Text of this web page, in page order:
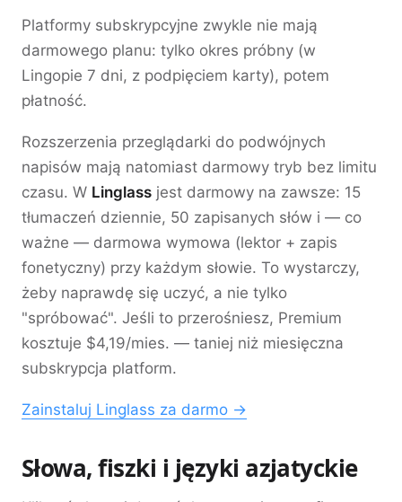
Platformy subskrypcyjne zwykle nie mają
darmowego planu: tylko okres próbny (w
Lingopie 7 dni, z podpięciem karty), potem
płatność.
Rozszerzenia przeglądarki do podwójnych
napisów mają natomiast darmowy tryb bez limitu
czasu. W Linglass jest darmowy na zawsze: 15
tłumaczeń dziennie, 50 zapisanych słów i — co
ważne — darmowa wymowa (lektor + zapis
fonetyczny) przy każdym słowie. To wystarczy,
żeby naprawdę się uczyć, a nie tylko
"spróbować". Jeśli to przerośniesz, Premium
kosztuje $4,19/mies. — taniej niż miesięczna
subskrypcja platform.
Zainstaluj Linglass za darmo →
Słowa, fiszki i języki azjatyckie